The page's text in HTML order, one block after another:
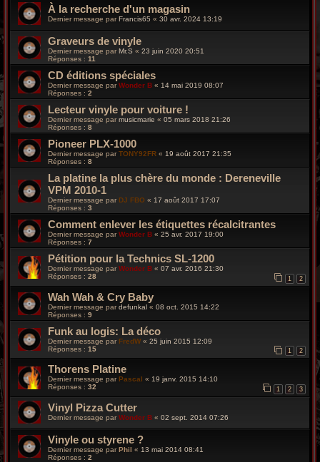
À la recherche d'un magasin
Dernier message parFrancis65 « 30 avr. 2024 13:19
Graveurs de vinyle
Dernier message par Mr.S « 23 juin 2020 20:51
Réponses : 11
CD éditions spéciales
Dernier message parWonder B « 14 mai 2019 08:07
Réponses : 2
Lecteur vinyle pour voiture !
Dernier message par musicmarie « 05 mars 2018 21:26
Réponses : 8
Pioneer PLX-1000
Dernier message parTONY92FR « 19 août 2017 21:35
Réponses : 8
La platine la plus chère du monde : Dereneville
VPM 2010-1
Dernier message par DJ FBO « 17 août 2017 17:07
Réponses : 3
Comment enlever les étiquettes récalcitrantes
Dernier message parWonder B « 25 avr. 2017 19:00
Réponses : 7
Pétition pour la Technics SL-1200
Dernier message par Wonder B « 07 avr. 2016 21:30
Réponses : 28 1 2
Wah Wah & Cry Baby
Dernier message pardefunkal « 08 oct. 2015 14:22
Réponses : 9
Funk au logis: La déco
Dernier message par FredW « 25 juin 2015 12:09
Réponses : 15 1 2
Thorens Platine
Dernier message parPascal « 19 janv. 2015 14:10
Réponses : 32 1 2 3
Vinyl Pizza Cutter
Dernier message par Wonder B « 02 sept. 2014 07:26
Vinyle ou styrene ?
Dernier message parPhil « 13 mai 2014 08:41
Réponses : 2